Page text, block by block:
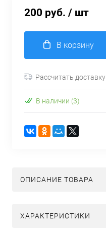
200 руб. / шт
В корзину
Рассчитать доставку
В наличии (3)
ОПИСАНИЕ ТОВАРА
ХАРАКТЕРИСТИКИ